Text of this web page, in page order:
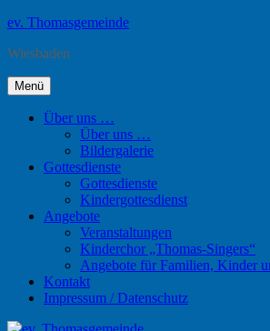
Zum
springen
ev. Thomasgemeinde
Wiesbaden
Menü
Über uns …
Über uns …
Bildergalerie
Gottesdienste
Gottesdienste
Kindergottesdienst
Angebote
Veranstaltungen
Kinderchor „Thomas-Singers“
Angebote für Familien, Kinder
Kontakt
Impressum / Datenschutz